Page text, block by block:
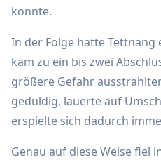
konnte.
In der Folge hatte Tettnang
kam zu ein bis zwei
größere Gefahr
geduldig, lauerte auf
erspielte sich dadurch
Genau auf diese Weise fiel